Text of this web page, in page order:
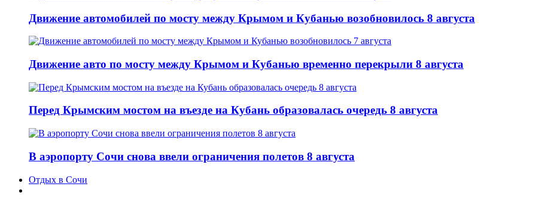
Движение автомобилей по мосту между Крымом и Кубанью возобновилось 8 августа
Движение авто по мосту между Крымом и Кубанью временно перекрыли 8 августа
Перед Крымским мостом на въезде на Кубань образовалась очередь 8 августа
В аэропорту Сочи снова ввели ограничения полетов 8 августа
Отдых в Сочи